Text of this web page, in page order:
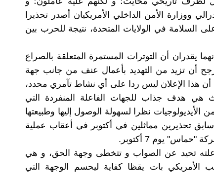
ووزارة الأمن الداخلي الأمريكيان أصدر تحذيرا
السلامة في الولايات المتحدة، نتيجة للحرب بين
يقدران أن التوترات المستمرة المتعلقة بالصراع
أن تزيد من التهديد بأعمال عنف من جانب جهة
هذا الإعلان ليس ردا على أي نشاط تآمري محدد،
هي هدف جذاب للجهات الفاعلة المنفردة التي
نظرا لسهولة الوصول إليها وطبيعتها
سابق تحذيرين مماثلين في أكتوبر في أعقاب عملية
يوم 7 أكتوبر.
و علته تحيد عن الصواب و تتخطى وجهة الحق، و هي
الأمريكي بات يقظا كفاية ليحسم الوجهة التي